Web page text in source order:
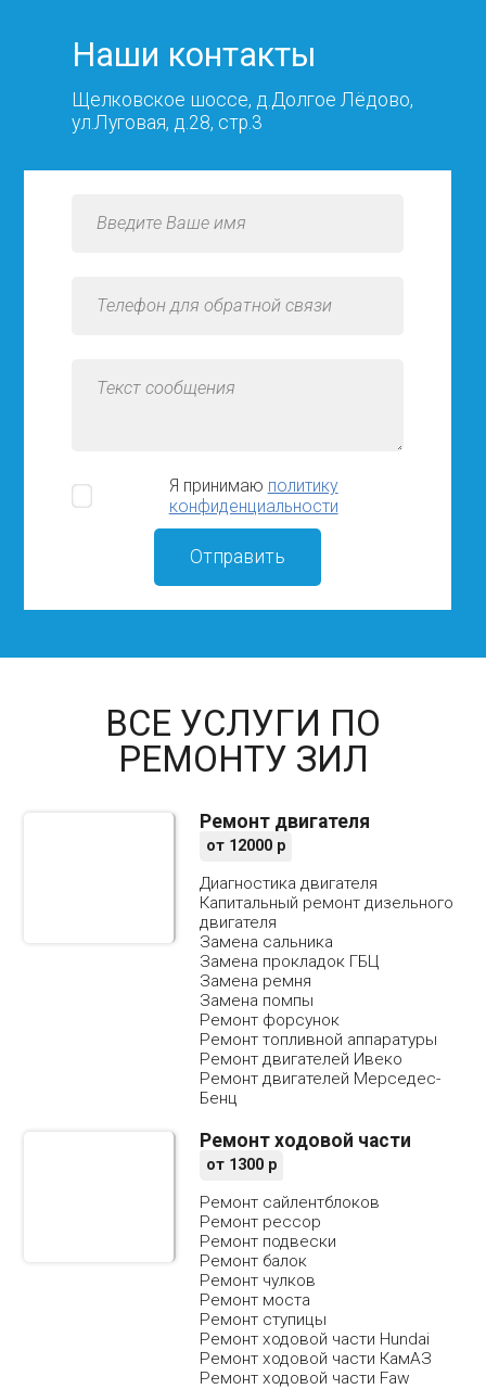
Сколько времени требуется на покраску
детали?
отопители?
Ремонтируете ли автономные
Вы ремонтируете суппорта?
грузового автомобиля?
Выполняете ли вы наклепку тормозных
Наши контакты
Щелковское шоссе, д.Долгое Лёдово,
ул.Луговая, д.28, стр.3
Я принимаю политику
конфиденциальности
ВСЕ УСЛУГИ ПО
РЕМОНТУ ЗИЛ
Ремонт двигателя
от 12000р
Диагностика двигателя
Капитальный ремонт дизельного
двигателя
Замена сальника
Замена прокладок ГБЦ
Замена ремня
Замена помпы
Ремонт форсунок
Ремонт топливной аппаратуры
Ремонт двигателей Ивеко
Ремонт двигателей Мерседес-
Бенц
Ремонт ходовой части
от 1300р
Ремонт сайлентблоков
Ремонт рессор
Ремонт подвески
Ремонт балок
Ремонт чулков
Ремонт моста
Ремонт ступицы
Ремонт ходовой части Hundai
Ремонт ходовой части КамАЗ
Ремонт ходовой части Faw